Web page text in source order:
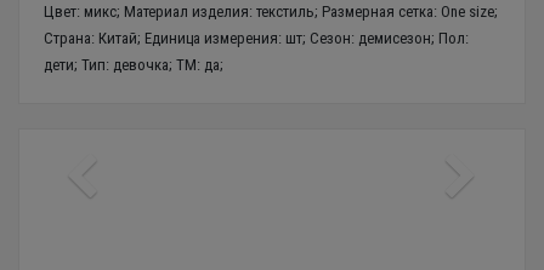
Цвет: микс; Материал изделия: текстиль; Размерная сетка: One size;
Страна: Китай; Единица измерения: шт; Сезон: демисезон; Пол:
дети; Тип: девочка; ТМ: да;